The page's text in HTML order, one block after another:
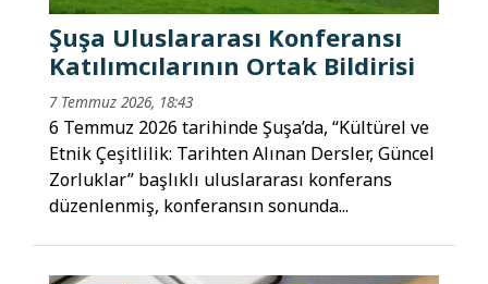
Şuşa Uluslararası Konferansı
Katılımcılarının Ortak Bildirisi
7 Temmuz 2026, 18:43
6 Temmuz 2026 tarihinde Şuşa’da, “Kültürel ve
Etnik Çeşitlilik: Tarihten Alınan Dersler, Güncel
Zorluklar” başlıklı uluslararası konferans
düzenlenmiş, konferansın sonunda...